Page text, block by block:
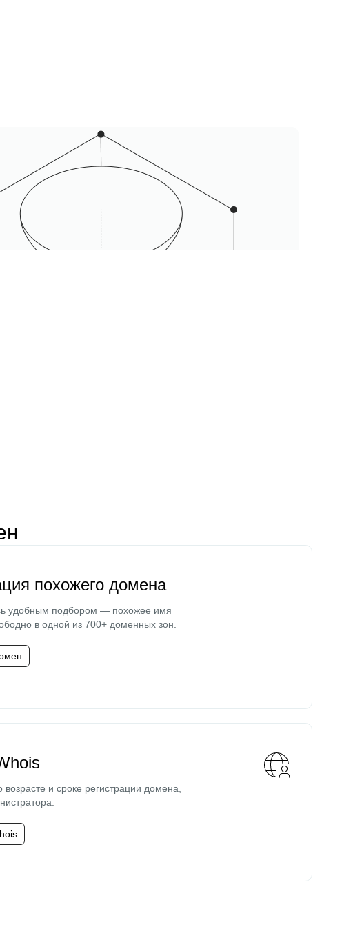
похожего домена
удобным подбором — похожее имя
в одной из 700+ доменных зон.
и сроке регистрации домена,